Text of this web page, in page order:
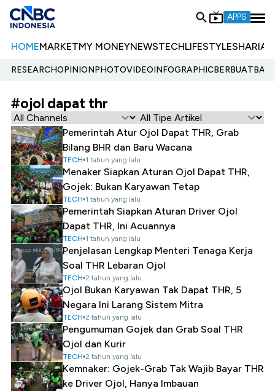
APPS
HOMEMARKETMY MONEYNEWSTECHLIFESTYLESHARIA
RESEARCHOPINIONPHOTOVIDEOINFOGRAPHIC
#ojol dapat thr
Pemerintah Atur Ojol Dapat THR, Grab
Bilang BHR dan Baru Wacana
TECH 1 tahun yang lalu
Menaker Siapkan Aturan Ojol Dapat THR,
Gojek: Bukan Karyawan Tetap
TECH 1 tahun yang lalu
Pemerintah Siapkan Aturan Driver Ojol
Dapat THR, Ini Acuannya
TECH 1 tahun yang lalu
Penjelasan Lengkap Menteri Tenaga Kerja
Soal THR Lebaran Ojol
TECH 2 tahun yang lalu
Ojol Bukan Karyawan Tak Dapat THR, 5
Negara Ini Larang Sistem Mitra
TECH 2 tahun yang lalu
Pengumuman Gojek dan Grab Soal THR
Ojol dan Kurir
TECH 2 tahun yang lalu
Kemnaker: Gojek-Grab Tak Wajib Bayar THR
ke Driver Ojol, Hanya Imbauan